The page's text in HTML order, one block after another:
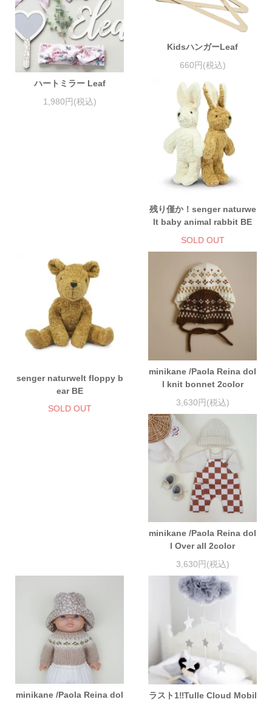
ハートミラー Leaf
1,980円(税込)
KidsハンガーLeaf
660円(税込)
残り僅か！senger naturwe
lt baby animal rabbit BE
SOLD OUT
senger naturwelt floppy b
ear BE
SOLD OUT
minikane /Paola Reina dol
l knit bonnet 2color
3,630円(税込)
minikane /Paola Reina dol
l Over all 2color
3,630円(税込)
minikane /Paola Reina dol
ラスト1‼︎Tulle Cloud Mobil